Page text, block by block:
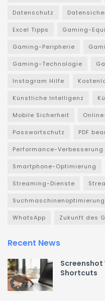
Datenschutz
Excel Tipps Gaming-
Gaming-Peripherie
Gaming-Technologie
Instagram Hilfe
Künstliche Intelligenz
Mobile Sicherheit
Passwortschutz PDF
Performance-Verbesserung
Smartphone-Optimierung
Streaming-Dienste
Suchmaschinenoptimierung
WhatsApp Zukunft des
Recent News
Screenshot
Shortcuts